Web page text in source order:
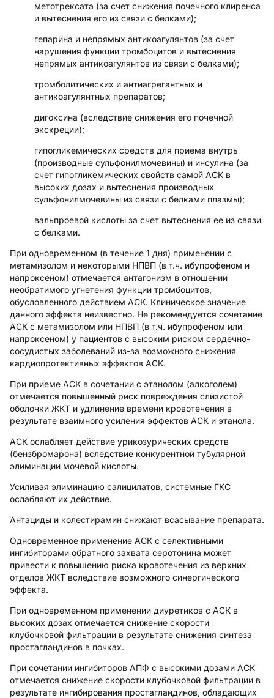
метотрексата (за счет снижения почечного клиренса
и вытеснения его из связи с белками);
гепарина и непрямых антикоагулянтов (за счет
нарушения функции тромбоцитов и вытеснения
непрямых антикоагулянтов из связи с белками);
тромболитических и антиагрегантных и
антикоагулянтных препаратов;
дигоксина (вследствие снижения его почечной
экскреции);
гипогликемических средств для приема внутрь
(производные сульфонилмочевины) и инсулина (за
счет гипогликемических свойств самой АСК в
высоких дозах и вытеснения производных
сульфонилмочевины из связи с белками плазмы);
вальпроевой кислоты за счет вытеснения ее из связи
с белками.
При одновременном (в течение 1 дня) применении с
метамизолом и некоторыми НПВП (в т.ч. ибупрофеном и
напроксеном) отмечается антагонизм в отношении
необратимого угнетения функции тромбоцитов,
обусловленного действием АСК. Клиническое значение
данного эффекта неизвестно. Не рекомендуется сочетание
АСК с метамизолом или НПВП (в т.ч. ибупрофеном или
напроксеном) у пациентов с высоким риском сердечно-
сосудистых заболеваний из-за возможного снижения
кардиопротективных эффектов АСК.
При приеме АСК в сочетании с этанолом (алкоголем)
отмечается повышенный риск повреждения слизистой
оболочки ЖКТ и удлинение времени кровотечения в
результате взаимного усиления эффектов АСК и этанола.
АСК ослабляет действие урикозурических средств
(бензбромарона) вследствие конкурентной тубулярной
элиминации мочевой кислоты.
Усиливая элиминацию салицилатов, системные ГКС
ослабляют их действие.
Антациды и колестирамин снижают всасывание препарата.
Одновременное применение АСК с селективными
ингибиторами обратного захвата серотонина может
привести к повышению риска кровотечения из верхних
отделов ЖКТ вследствие возможного синергического
эффекта.
При одновременном применении диуретиков с АСК в
высоких дозах отмечается снижение скорости
клубочковой фильтрации в результате снижения синтеза
простагландинов в почках.
При сочетании ингибиторов АПФ с высокими дозами АСК
отмечается снижение скорости клубочковой фильтрации в
результате ингибирования простагландинов, обладающих